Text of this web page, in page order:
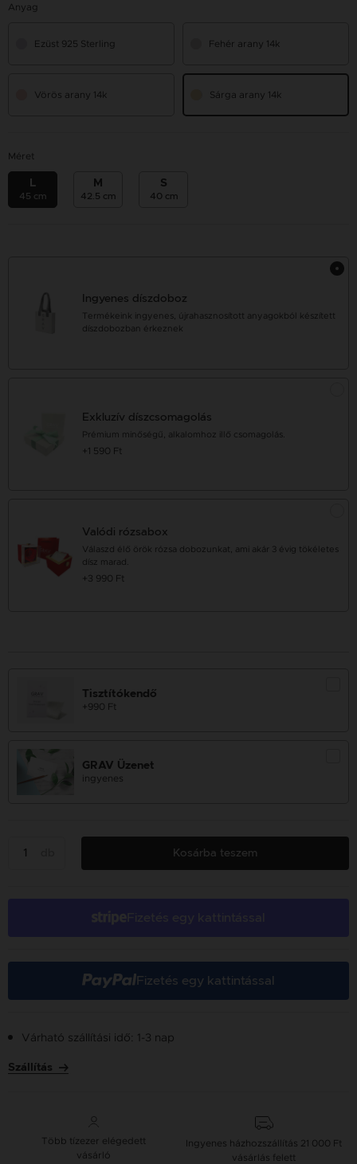
Anyag
Ezüst 925 Sterling Fehér arany 14k
Vörös arany 14k Sárga arany 14k
Méret
L
45 cm
M
42.5 cm
S
40 cm
Ingyenes díszdoboz
Termékeink ingyenes, újrahasznosított anyagokból készített
díszdobozban érkeznek
Exkluzív díszcsomagolás
Prémium minőségű, alkalomhoz illő csomagolás.
+1 590 Ft
Valódi rózsabox
Válaszd élő örök rózsa dobozunkat, ami akár 3 évig tökéletes
dísz marad.
+3 990 Ft
Tisztítókendő
+990 Ft
GRAV Üzenet
ingyenes
Kosárba teszem
Fizetés egy kattintással
Várható szállítási idő: 1-3 nap
Szállítás
Több tízezer elégedett
vásárló
Ingyenes házhozszállítás 21 000 Ft
vásárlás felett